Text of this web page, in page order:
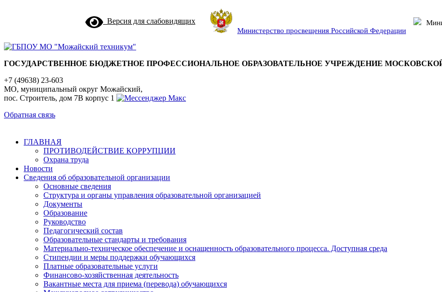
Версия для слабовидящих
Министерство просвещения Российской Федерации
ГОСУДАРСТВЕННОЕ БЮДЖЕТНОЕ ПРОФЕССИОНАЛЬНОЕ ОБРАЗОВАТЕЛЬНОЕ УЧРЕЖДЕНИЕ
+7 (49638) 23-603
МО, муниципальный округ Можайский,
пос. Строитель, дом 7В корпус 1
Обратная связь
ГЛАВНАЯ
ПРОТИВОДЕЙСТВИЕ КОРРУПЦИИ
Охрана труда
Новости
Сведения об образовательной организации
Основные сведения
Структура и органы управления образовательной организацией
Документы
Образование
Руководство
Педагогический состав
Образовательные стандарты и требования
Материально-техническое обеспечение и оснащенность образовательного процесса. Доступная среда
Стипендии и меры поддержки обучающихся
Платные образовательные услуги
Финансово-хозяйственная деятельность
Вакантные места для приема (перевода) обучающихся